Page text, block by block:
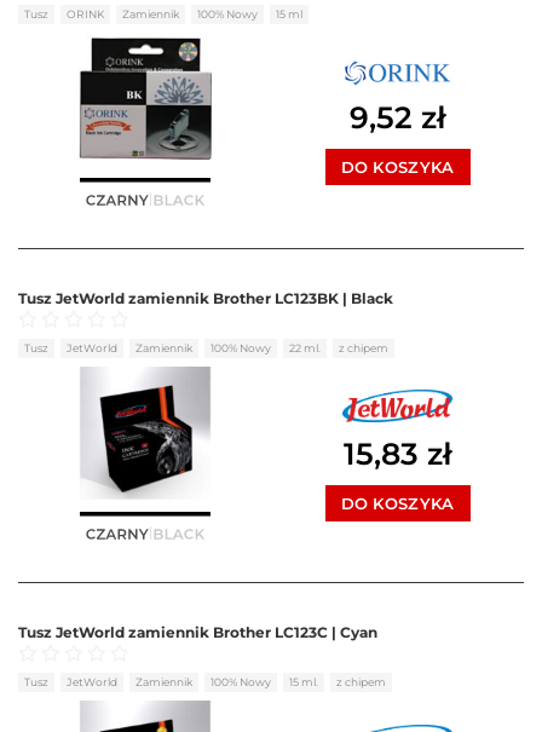
Oceniono0na 5
Tusz ORINK Zamiennik 100% Nowy 15 ml
9,52 zł
DO KOSZYKA
Tusz JetWorld zamiennik Brother LC123BK | Black
Oceniono 0na 5
Tusz JetWorld Zamiennik 100% Nowy 22 ml. z chipem
15,83 zł
DO KOSZYKA
Tusz JetWorld zamiennik Brother LC123C | Cyan
Oceniono 0na 5
Tusz JetWorld Zamiennik 100% Nowy 15 ml. z chipem